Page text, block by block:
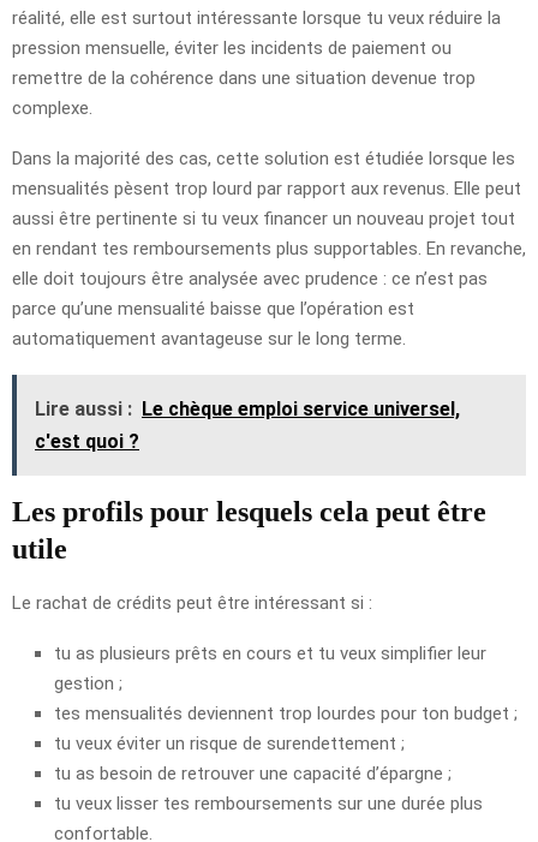
réalité, elle est surtout intéressante lorsque tu veux réduire la
pression mensuelle, éviter les incidents de paiement ou
remettre de la cohérence dans une situation devenue trop
complexe.
Dans la majorité des cas, cette solution est étudiée lorsque les
mensualités pèsent trop lourd par rapport aux revenus. Elle peut
aussi être pertinente si tu veux financer un nouveau projet tout
en rendant tes remboursements plus supportables. En revanche,
elle doit toujours être analysée avec prudence : ce n’est pas
parce qu’une mensualité baisse que l’opération est
automatiquement avantageuse sur le long terme.
Lire aussi : Le chèque emploi service universel,
c'est quoi ?
Les profils pour lesquels cela peut être
utile
Le rachat de crédits peut être intéressant si :
tu as plusieurs prêts en cours et tu veux simplifier leur
gestion ;
tes mensualités deviennent trop lourdes pour ton budget ;
tu veux éviter un risque de surendettement ;
tu as besoin de retrouver une capacité d’épargne ;
tu veux lisser tes remboursements sur une durée plus
confortable.